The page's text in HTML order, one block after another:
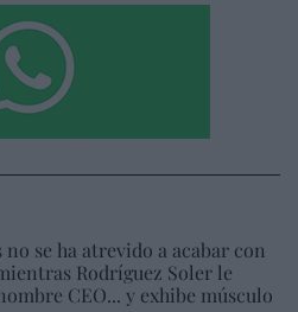
no se ha atrevido a acabar con
Rodríguez Soler le
CEO... y exhibe músculo